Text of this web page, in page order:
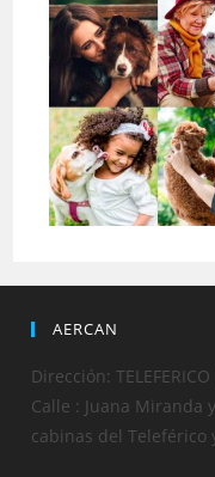
AERCAN
Dirección:
Calle : Juana Miranda
cabinas del Teleférico